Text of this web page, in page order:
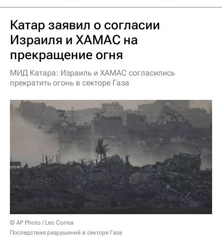
Катар заявил о согласии
Израиля и ХАМАС на
прекращение огня
МИД Катара: Израиль и ХАМАС согласились
прекратить огонь в секторе Газа
© AP Photo / Leo Correa
Последствия разрушений в секторе Газа